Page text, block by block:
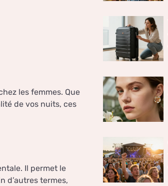
les femmes. Que
de vos nuits, ces
Il permet le
d’autres termes,